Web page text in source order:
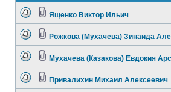
Ященко Виктор Ильич
Рожкова (Мухачева) Зинаида
Мухачева (Казакова) Евдокия
Привалихин Михаил Алексеевич